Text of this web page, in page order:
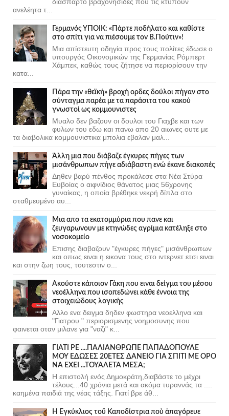
ανελέητα τ...
Γερμανός ΥΠΟΙΚ: «Πάρτε ποδήλατο και καθίστε
στο σπίτι για να πιέσουμε τον Β.Πούτιν»!
Μια απίστευτη οδηγία προς τους πολίτες έδωσε ο
υπουργός Οικονομικών της Γερμανίας Ρόμπερτ
Χάμπεκ, καθώς τους ζήτησε να περιορίσουν την
κατα...
Πάρα την «θεϊκή» βροχή ορδες δούλοι πήγαν στο
σύνταγμα παρέα με τα παράσιτα του κακού
γνωστοί ως κομμουνιστες
Μυαλο δεν βαζουν οι δουλοι του Γιαχβε και των
φυλων του εδω και πανω απο 20 αιωνες ουτε με
τα διαβολικα κομμουνιστικα μπολια εβαλαν μαλ...
Άλλη μια που διάβαζε έγκυρες πήγες των
μισάνθρωπων πήγε αδιάβαστη ενώ έκανε διακοπές
Δηθεν βαρύ πένθος προκάλεσε στα Νέα Στύρα
Ευβοίας ο αιφνίδιος θάνατος μιας 56χρονης
γυναίκας, η οποία βρέθηκε νεκρή δίπλα στο
σταθμευμένο αυ...
Μια απο τα εκατομμύρια που πανε και
ζευγαρωνουν με κτηνώδες αγρίμια κατέληξε στο
νοσοκομείο
Επισης διαβαζουν "έγκυρες πήγες" μισάνθρωπων
και οπως ειναι η εικονα τους στο ιντερνετ ετσι ειναι
και στην ζωη τους, τουτεστιν ο...
Ακούστε κάποιον Γάκη που ειναι δείγμα του μέσου
νεοέλληνα που ισοπεδώνει κάθε έννοια της
στοιχειώδους λογικής
Αλλο ενα δειγμα δηδεν φωστηρα νεοελληνα και
"Γιατρου " περιορισμενης νοημοσυνης που
φαινεται οταν μιλανε για "ναζι" κ...
ΓΙΑΤΙ ΡΕ ....ΠΑΛΙΑΝΘΡΩΠΕ ΠΑΠΑΔΟΠΟΥΛΕ
ΜΟΥ ΕΔΩΣΕΣ 20ΕΤΕΣ ΔΑΝΕΙΟ ΓΙΑ ΣΠΙΤΙ ΜΕ ΟΡΟ
ΝΑ ΕΧΕΙ ...ΤΟΥΑΛΕΤΑ ΜΕΣΑ;
Η επιστολή ενός Δημοκράτη,διαβάστε το μέχρι
τέλους...40 χρόνια μετά και ακόμα τυραννάς τα ....
καημένα παιδιά της νέας τάξης. Γιατί βρε άθ...
Ἡ Ἐγκύκλιος τοῦ Καποδίστρια ποὺ ἀπαγόρευε